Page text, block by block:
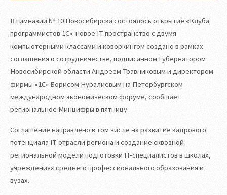
В гимназии № 10 Новосибирска состоялось открытие «Клуба
программистов 1С»: новое IT-пространство с двумя
компьютерными классами и коворкингом создано в рамках
соглашения о сотрудничестве, подписанном Губернатором
Новосибирской области Андреем Травниковым и директором
фирмы «1С» Борисом Нуралиевым на Петербургском
международном экономическом форуме, сообщает
региональное Минцифры в пятницу.
Соглашение направлено в том числе на развитие кадрового
потенциала IT-отрасли региона и создание сквозной
региональной модели подготовки IT-специалистов в школах,
учреждениях среднего профессионального образования и
вузах.